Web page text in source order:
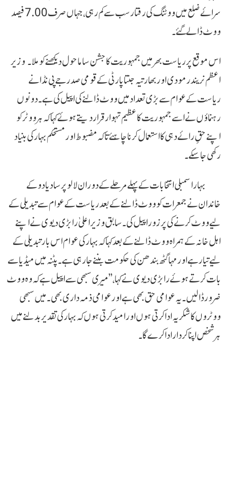
سرائے ضلع میں ووٹنگ کی رفتار سب سے کم رہی، جہاں صرف 7.00 فیصد
ووٹ ڈالے گئے۔
اس موقع پر ریاست بھر میں جمہوریت کا جشن سا ماحول دیکھنے کو ملا۔ وزیر
اعظم نریندر مودی اور بھارتیہ جنتا پارٹی کے قومی صدر جے پی نڈا نے
ریاست کے عوام سے بڑی تعداد میں ووٹ ڈالنے کی اپیل کی ہے۔ دونوں
رہنماؤں نے اسے جمہوریت کا عظیم تہوار قرار دیتے ہوئے کہا کہ ہر ووٹر کو
اپنے حقِ رائے دہی کا استعمال کرنا چاہئے تاکہ مضبوط اور مستحکم بہار کی بنیاد
رکھی جا سکے۔
بہار اسمبلی انتخابات کے پہلے مرحلے کے دوران لالو پرساد یادو کے
خاندان نے جمعرات کو ووٹ ڈالنے کے بعد ریاست کے عوام سے تبدیلی کے
لیے ووٹ کرنے کی پرزور اپیل کی۔ سابق وزیر اعلیٰ رابڑی دیوی نے اپنے
اہل خانہ کے ہمراہ ووٹ ڈالنے کے بعد کہا کہ بہار کی عوام اس بار تبدیلی کے
لیے تیار ہے اور مہاگٹھ بندھن کی حکومت بننے جا رہی ہے۔پٹنہ میں میڈیا سے
بات کرتے ہوئے رابڑی دیوی نے کہا، ’’میری سبھی سے اپیل ہے کہ وہ ووٹ
ضرور ڈالیں۔ یہ عوامی حق بھی ہے اور عوامی ذمہ داری بھی۔ میں سبھی
ووٹروں کا شکریہ ادا کرتی ہوں اور امید کرتی ہوں کہ بہار کی تقدیر بدلنے میں
ہر شخص اپنا کردار ادا کرے گا۔